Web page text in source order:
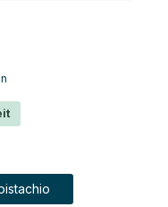
verfügbar.)
ist zurzeit nicht verfügbar.)